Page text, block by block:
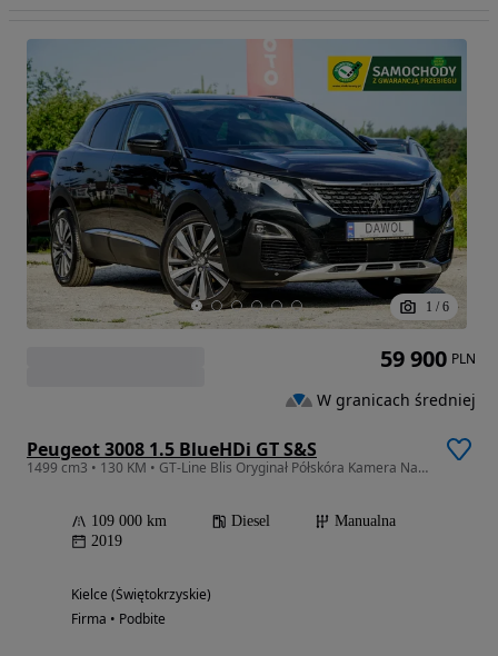
1 / 6
Peugeot 3008 1.5 BlueHDi GT S&S
1499 cm3 • 130 KM • GT-Line Blis Oryginał Półskóra Kamera Nawigacja
109 000 km Diesel
Manualna
2019
Kielce (Świętokrzyskie)
Firma • Podbite
59 900 PLN
W granicach średniej